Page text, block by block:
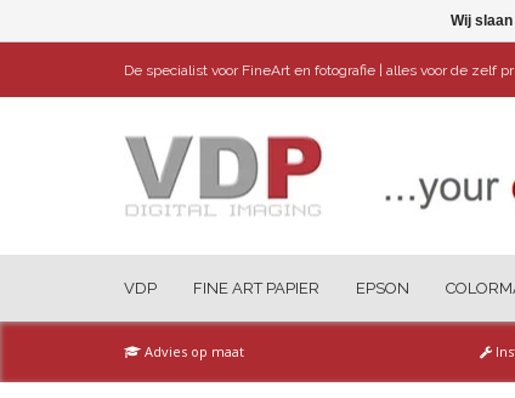
De specialist voor FineArt en fotografie | alles voor de zelf
VDP FINE ART PAPIER EPSON
Advies op maat
Wij